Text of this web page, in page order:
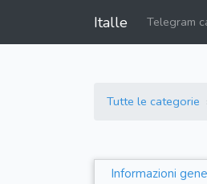
Italle Telegram
Tutte le categorie
Informazioni